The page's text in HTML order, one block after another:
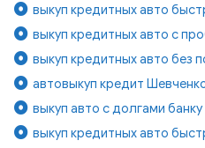
выкуп кредитных авто
выкуп кредитных авто с
выкуп кредитных авто без
автовыкуп кредит
выкуп авто с долгами банку
выкуп кредитных авто